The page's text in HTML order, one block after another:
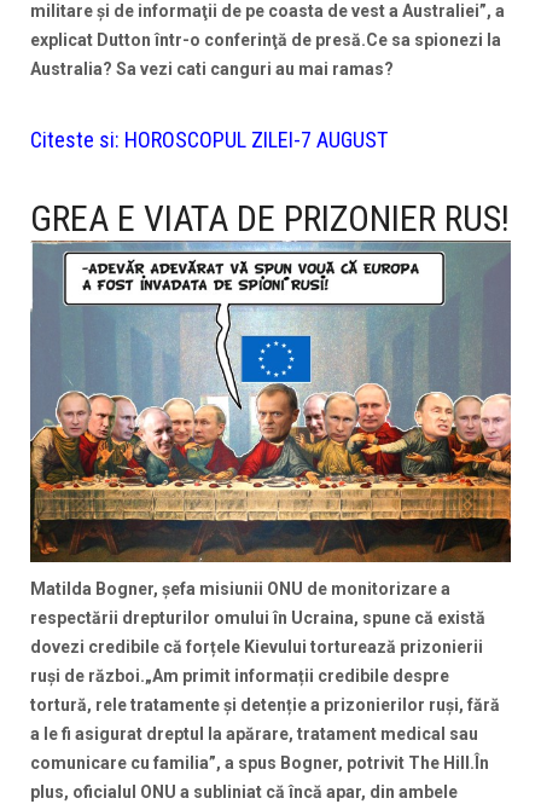
militare şi de informaţii de pe coasta de vest a Australiei”, a
explicat Dutton într-o conferinţă de presă.Ce sa spionezi la
Australia? Sa vezi cati canguri au mai ramas?
Citeste si: HOROSCOPUL ZILEI-7 AUGUST
GREA E VIATA DE PRIZONIER RUS!
Matilda Bogner, şefa misiunii ONU de monitorizare a
respectării drepturilor omului în Ucraina, spune că există
dovezi credibile că forțele Kievului torturează prizonierii
ruși de război.„Am primit informații credibile despre
tortură, rele tratamente și detenție a prizonierilor ruși, fără
a le fi asigurat dreptul la apărare, tratament medical sau
comunicare cu familia”, a spus Bogner, potrivit The Hill.În
plus, oficialul ONU a subliniat că încă apar, din ambele